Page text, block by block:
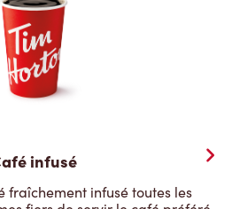
infusé
fraîchement infusé toutes les